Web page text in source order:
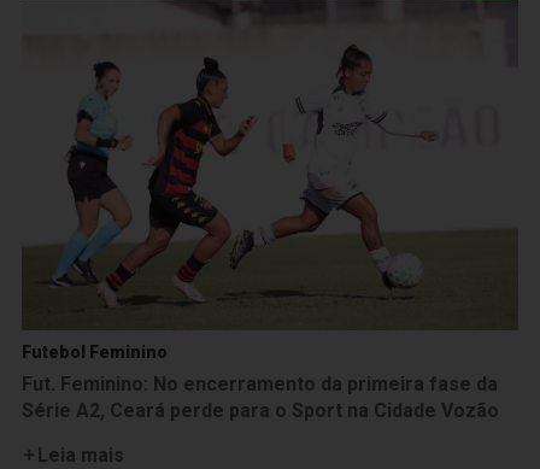
Futebol Feminino
Fut. Feminino: No encerramento da primeira fase da
Série A2, Ceará perde para o Sport na Cidade Vozão
Leia mais